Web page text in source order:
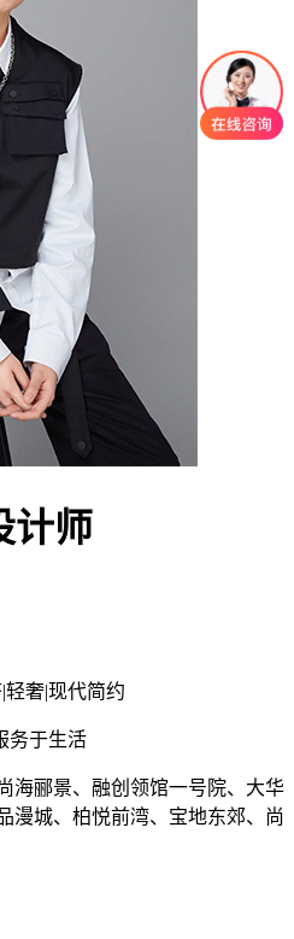
计师
轻奢|现代简约
务于生活
海郦景、融创领馆一号院、大华
漫城、柏悦前湾、宝地东郊、尚